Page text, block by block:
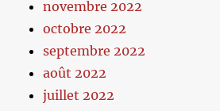
novembre 2022
octobre 2022
septembre 2022
août 2022
juillet 2022